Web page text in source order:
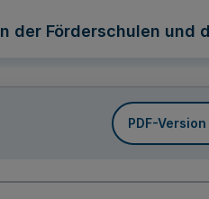
Förderschulen und
PDF-